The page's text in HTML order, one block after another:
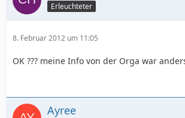
Erleuchteter
8. Februar 2012 um 11:05
OK ??? meine Info von der Orga war
Ayree